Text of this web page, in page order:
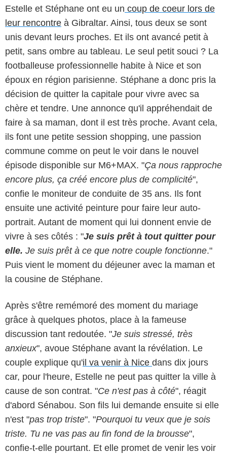
Estelle et Stéphane ont eu un coup de coeur lors de
leur rencontre à Gibraltar. Ainsi, tous deux se sont
unis devant leurs proches. Et ils ont avancé petit à
petit, sans ombre au tableau. Le seul petit souci ? La
footballeuse professionnelle habite à Nice et son
époux en région parisienne. Stéphane a donc pris la
décision de quitter la capitale pour vivre avec sa
chère et tendre. Une annonce qu'il appréhendait de
faire à sa maman, dont il est très proche. Avant cela,
ils font une petite session shopping, une passion
commune comme on peut le voir dans le nouvel
épisode disponible sur M6+MAX. "Ça nous rapproche
encore plus, ça créé encore plus de complicité",
confie le moniteur de conduite de 35 ans. Ils font
ensuite une activité peinture pour faire leur auto-
portrait. Autant de moment qui lui donnent envie de
vivre à ses côtés : "Je suis prêt à tout quitter pour
elle. Je suis prêt à ce que notre couple fonctionne."
Puis vient le moment du déjeuner avec la maman et
la cousine de Stéphane.
Après s'être remémoré des moment du mariage
grâce à quelques photos, place à la fameuse
discussion tant redoutée. "Je suis stressé, très
anxieux", avoue Stéphane avant la révélation. Le
couple explique qu'il va venir à Nice dans dix jours
car, pour l'heure, Estelle ne peut pas quitter la ville à
cause de son contrat. "Ce n'est pas à côté", réagit
d'abord Sénabou. Son fils lui demande ensuite si elle
n'est "pas trop triste". "Pourquoi tu veux que je sois
triste. Tu ne vas pas au fin fond de la brousse",
confie-t-elle pourtant. Et elle promet de venir les voir